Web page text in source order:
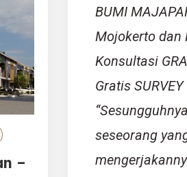
–
BUMI
Mojokerto dan
Konsultasi
Gratis
seseorang